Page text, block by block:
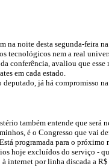
noite desta segunda-feira
tecnológicos nem a real
avaliou que
em cada estado.
já há compromisso
também entende que será
é o Congresso que vai
programada para o
hoje excluídos do serviço -
por linha discada a